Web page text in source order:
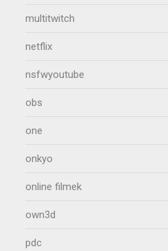
multitwitch
netflix
nsfwyoutube
obs
one
onkyo
online filmek
own3d
pdc